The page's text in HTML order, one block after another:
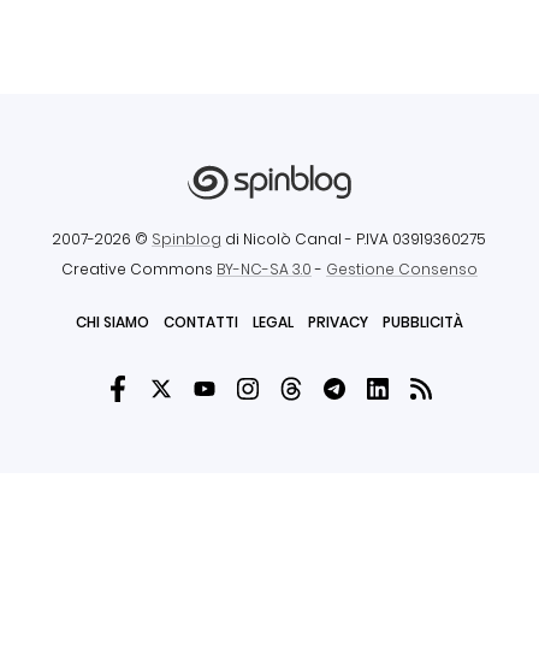
2007-2026 © Spinblog di Nicolò Canal - P.IVA 03919360275
Creative Commons BY-NC-SA 3.0- Gestione Consenso
CHI SIAMO CONTATTI LEGAL PRIVACY PUBBLICITÀ